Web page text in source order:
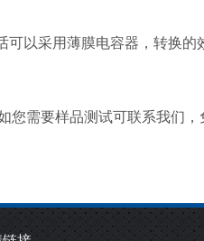
以采用薄膜电容器，转换的
需要样品测试可联系我们，